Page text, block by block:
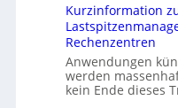
Kurzinformation
Rechenzentren
Anwendungen
werden
kein Ende dieses